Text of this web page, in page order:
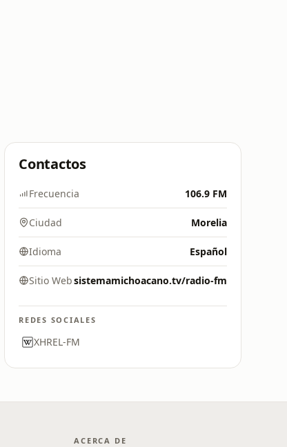
Contactos
Frecuencia 106.9 FM
Ciudad Morelia
Idioma Español
Sitio Websistemamichoacano.tv/radio-fm
REDES SOCIALES
XHREL-FM
ACERCA DE